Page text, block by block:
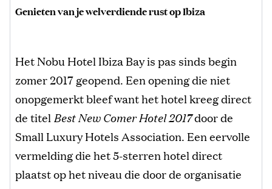
Genieten van je welverdiende rust op Ibiza
Het Nobu Hotel Ibiza Bay is pas sinds begin
zomer 2017 geopend. Een opening die niet
onopgemerkt bleef want het hotel kreeg direct
de titel Best New Comer Hotel 2017door de
Small Luxury Hotels Association. Een eervolle
vermelding die het 5-sterren hotel direct
plaatst op het niveau die door de organisatie